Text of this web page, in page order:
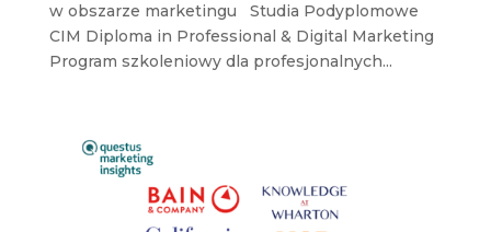
w obszarze marketingu Studia Podyplomowe
CIM Diploma in Professional & Digital Marketing
Program szkoleniowy dla profesjonalnych...